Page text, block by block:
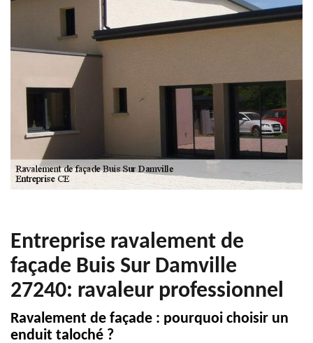
Entreprise ravalement de
façade Buis Sur Damville
27240: ravaleur professionnel
Ravalement de façade : pourquoi choisir un
enduit taloché ?